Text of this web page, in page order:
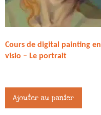
Cours de digital painting en
visio – Le portrait
Ajouter au panier